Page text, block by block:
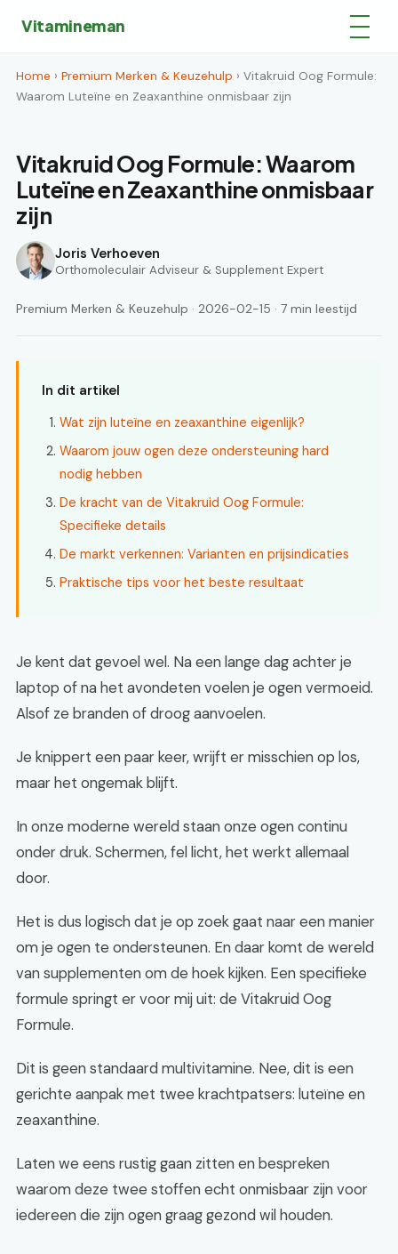
Vitamineman
Home › Premium Merken & Keuzehulp › Vitakruid Oog Formule:
Waarom Luteïne en Zeaxanthine onmisbaar zijn
Vitakruid Oog Formule: Waarom
Luteïne en Zeaxanthine onmisbaar
zijn
Joris Verhoeven
Orthomoleculair Adviseur & Supplement Expert
Premium Merken & Keuzehulp · 2026-02-15 · 7 min leestijd
In dit artikel
Wat zijn luteïne en zeaxanthine eigenlijk?
Waarom jouw ogen deze ondersteuning hard
nodig hebben
De kracht van de Vitakruid Oog Formule:
Specifieke details
De markt verkennen: Varianten en prijsindicaties
Praktische tips voor het beste resultaat
Je kent dat gevoel wel. Na een lange dag achter je
laptop of na het avondeten voelen je ogen vermoeid.
Alsof ze branden of droog aanvoelen.
Je knippert een paar keer, wrijft er misschien op los,
maar het ongemak blijft.
In onze moderne wereld staan onze ogen continu
onder druk. Schermen, fel licht, het werkt allemaal
door.
Het is dus logisch dat je op zoek gaat naar een manier
om je ogen te ondersteunen. En daar komt de wereld
van supplementen om de hoek kijken. Een specifieke
formule springt er voor mij uit: de Vitakruid Oog
Formule.
Dit is geen standaard multivitamine. Nee, dit is een
gerichte aanpak met twee krachtpatsers: luteïne en
zeaxanthine.
Laten we eens rustig gaan zitten en bespreken
waarom deze twee stoffen echt onmisbaar zijn voor
iedereen die zijn ogen graag gezond wil houden.